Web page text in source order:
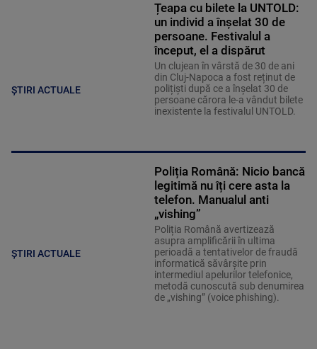
ȘTIRI ACTUALE
Țeapa cu bilete la UNTOLD:
un individ a înșelat 30 de
persoane. Festivalul a
început, el a dispărut
Un clujean în vârstă de 30 de ani
din Cluj-Napoca a fost reținut de
polițiști după ce a înșelat 30 de
persoane cărora le-a vândut bilete
inexistente la festivalul UNTOLD.
ȘTIRI ACTUALE
Poliția Română: Nicio bancă
legitimă nu îți cere asta la
telefon. Manualul anti
„vishing”
Poliția Română avertizează
asupra amplificării în ultima
perioadă a tentativelor de fraudă
informatică săvârșite prin
intermediul apelurilor telefonice,
metodă cunoscută sub denumirea
de „vishing” (voice phishing).